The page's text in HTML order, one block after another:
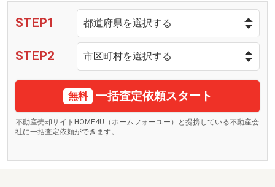
STEP1
STEP2
無料 一括査定依頼スタート
不動産売却サイトHOME4U（ホームフォーユー）と提携している不動産会
社に一括査定依頼ができます。